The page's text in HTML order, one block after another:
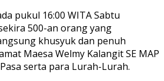
pukul 16:00 WITA Sabtu
500-an orang yang
khusyuk dan penuh
Maesa Welmy Kalangit SE MAP
serta para Lurah-Lurah.